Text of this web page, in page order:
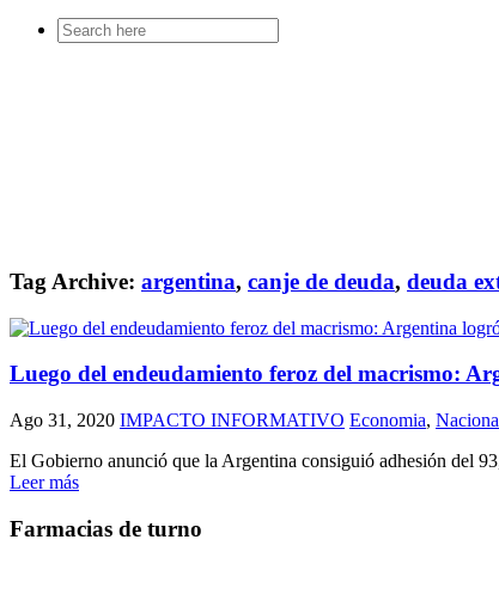
Search
for:
Tag Archive: argentina, canje de deuda, deuda
Luego del endeudamiento feroz del macrismo:
Ago 31, 2020 IMPACTO INFORMATIVO Economia,
El Gobierno anunció que la Argentina consiguió adhesión del
Leer más
Farmacias de turno